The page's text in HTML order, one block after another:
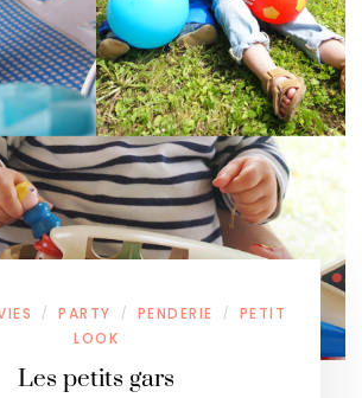
/ PARTY / PENDERIE /
PETIT
LOOK
Les petits gars